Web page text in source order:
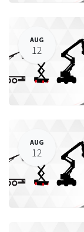
AUG
12
AUG
12